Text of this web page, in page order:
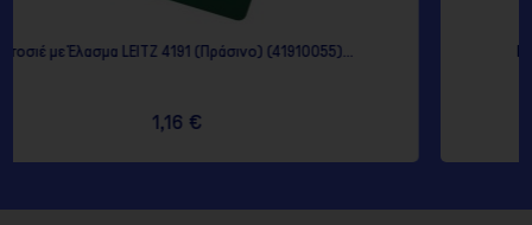
(41910055)... Μπορντώ Ντοσιέ P.P. Α4 με 4 D